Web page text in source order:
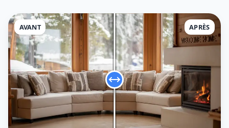
AVANT APRÈS